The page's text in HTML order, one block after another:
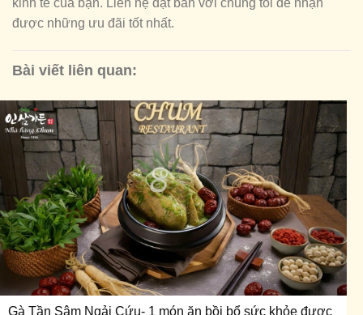
kinh tế của bạn. Liên hệ đặt bàn với chúng tôi để nhận
được những ưu đãi tốt nhất.
Bài viết liên quan:
Gà Tần Sâm Ngải Cứu- 1 món ăn bồi bổ sức khỏe được